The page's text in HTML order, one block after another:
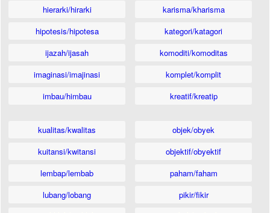
hierarki/hirarki
hipotesis/hipotesa
ijazah/ijasah
imaginasi/imajinasi
imbau/himbau
karisma/kharisma
kategori/katagori
komoditi/komoditas
komplet/komplit
kreatif/kreatip
kualitas/kwalitas
kuitansi/kwitansi
lembap/lembab
lubang/lobang
objek/obyek
objektif/obyektif
paham/faham
pikir/fikir